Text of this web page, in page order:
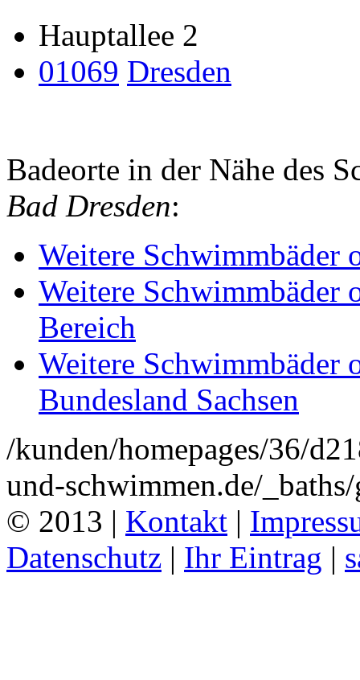
Hauptallee 2
01069 Dresden
Badeorte in der Nähe des
Bad Dresden:
Weitere Schwimmbäder
Weitere Schwimmbäder
Bereich
Weitere Schwimmbäder
Bundesland Sachsen
/kunden/homepages/36/
und-schwimmen.de/
© 2013 | Kontakt |
Datenschutz | Ihr Eintrag |